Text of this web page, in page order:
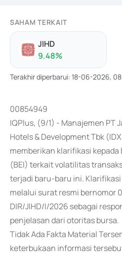
SAHAM TERKAIT
JIHD
9.48%
Terakhir diperbarui: 18-06-2026,
00854949
IQPlus, (9/1) - Manajemen PT
Hotels & Development Tbk
memberikan klarifikasi kepada
(BEI) terkait volatilitas
terjadi baru-baru ini.
melalui surat resmi bernomor
DIR/JIHD/I/2026 sebagai
penjelasan dari otoritas bursa.
Tidak Ada Fakta Material
keterbukaan informasi